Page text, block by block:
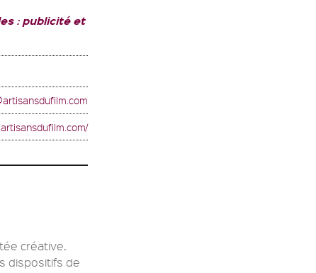
: publicité et
créative.
dispositifs de